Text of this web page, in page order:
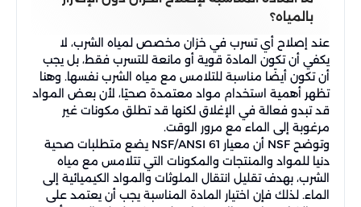
بالمياه؟
عند إصلاح أي تسرب في خزان مخصص لمياه الشرب، لا
يكفي أن تكون المادة قوية أو مانعة للتسرب فقط، بل يجب
أن تكون أيضًا مناسبة للتلامس مع مياه الشرب نفسها. وهنا
تظهر أهمية استخدام مواد معتمدة صحيًا، لأن بعض المواد
قد تبدو فعالة في الإغلاق لكنها قد تطلق مكونات غير
مرغوبة إلى الماء مع مرور الوقت.
وتوضح NSF أن معيار NSF/ANSI 61 يضع متطلبات صحية
دنيا للمواد والمنتجات والمكونات التي تتلامس مع مياه
الشرب، بهدف تقليل انتقال الملوثات والمواد الكيميائية إلى
الماء. لذلك فإن اختيار المادة المناسبة يجب أن يعتمد على